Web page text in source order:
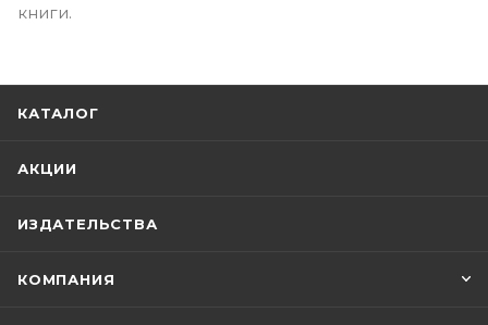
книги.
КАТАЛОГ
АКЦИИ
ИЗДАТЕЛЬСТВА
КОМПАНИЯ